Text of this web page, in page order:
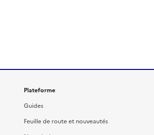
Plateforme
Guides
Feuille de route et nouveautés